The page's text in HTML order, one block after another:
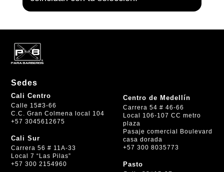
Sedes
Cali Centro
Calle 15#3-66
C.C. Gran Colmena local 104
+57 3045612675
Cali Sur
Carrera 56 # 11A-33
Local 7 “Las Pilas”
+57 300 2154960
Centro de Medellín
Carrera 54 # 46-66
Local 106-107 CC metro
plaza
Pasaje comercial Boulevard
casa dorada
+57 300 8035773
Pasto